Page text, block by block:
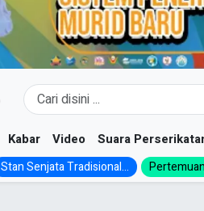
Kabar Video Suara
Stan Senjata Tradisional...